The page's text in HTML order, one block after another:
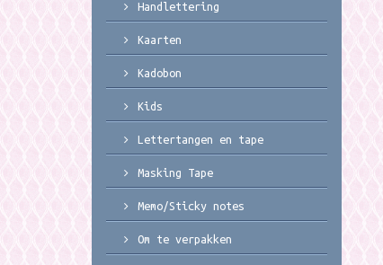
Handlettering
Kaarten
Kadobon
Kids
Lettertangen en tape
Masking Tape
Memo/Sticky notes
Om te verpakken